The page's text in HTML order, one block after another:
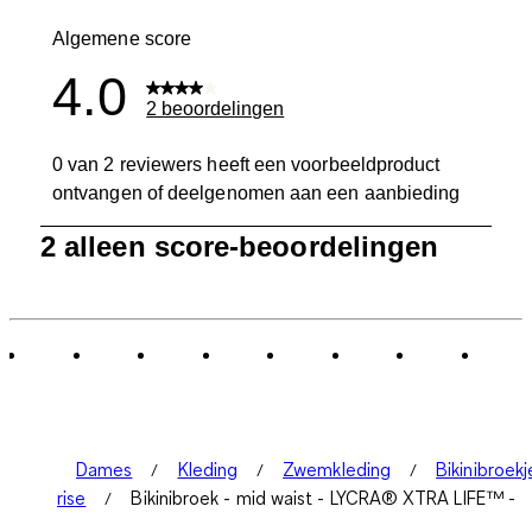
Algemene score
4.0 2 beoordelingen
0 van 2 reviewers heeft een voorbeeldproduct
ontvangen of deelgenomen aan een aanbieding
van
2 alleen score-beoordelingen
Dames Kleding Zwemkleding
rise
Bikinibroek - mid waist - LYCRA® XTRA LIFE™ -